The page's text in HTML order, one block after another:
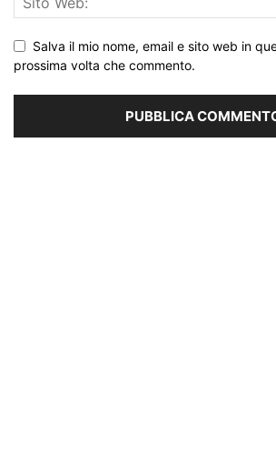
Salva il mio nome, email e sito web in
prossima volta che commento.